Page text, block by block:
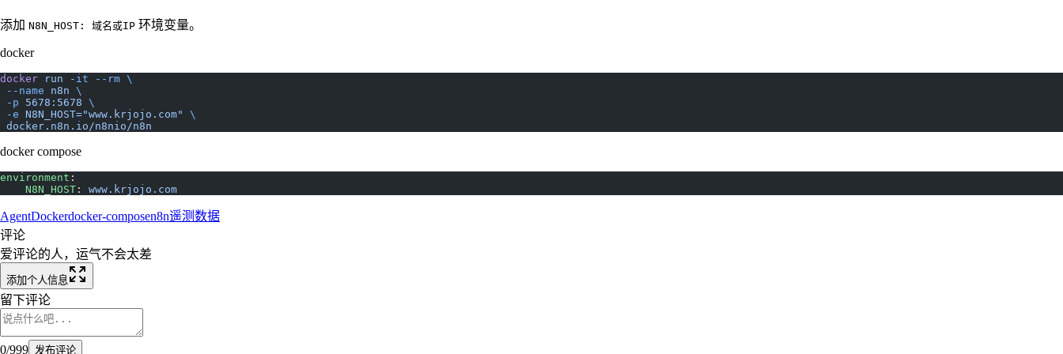
添加 N8N_HOST: 域名或IP 环境变量。
docker
docker run -it --rm \
--name n8n \
-p 5678:5678 \
-e N8N_HOST="www.krjojo.com"
\
docker.n8n.io/n8nio/n8n
docker compose
environment :
    N8N_HOST
: www.krjojo.com
AgentDockerdocker-composen8n遥测数据
评论
爱评论的人，运气不会太差
添加个人信息
留下评论
0/999 发布评论